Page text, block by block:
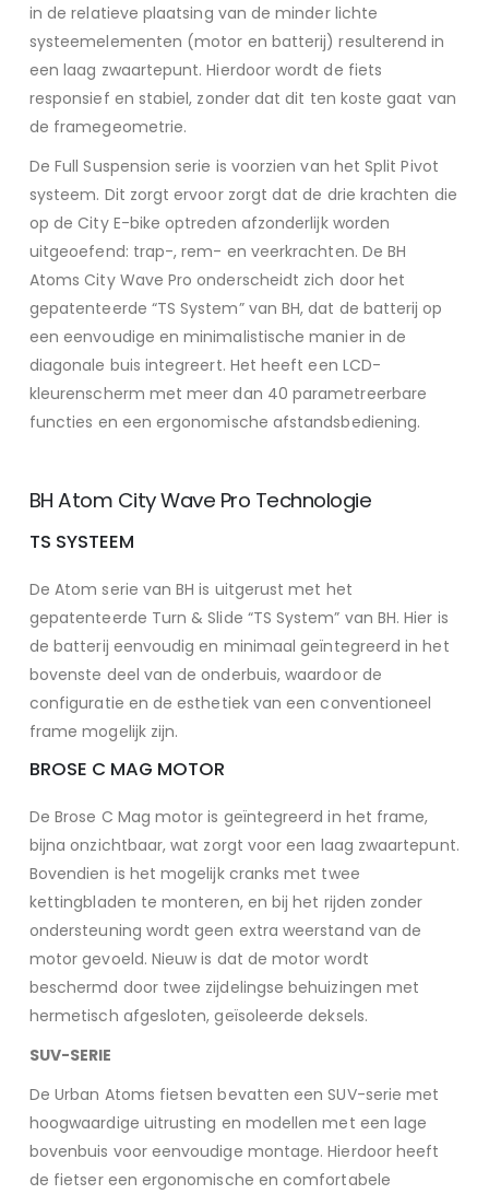
in de relatieve plaatsing van de minder lichte
systeemelementen (motor en batterij) resulterend in
een laag zwaartepunt. Hierdoor wordt de fiets
responsief en stabiel, zonder dat dit ten koste gaat van
de framegeometrie.
De Full Suspension serie is voorzien van het Split Pivot
systeem. Dit zorgt ervoor zorgt dat de drie krachten die
op de City E-bike optreden afzonderlijk worden
uitgeoefend: trap-, rem- en veerkrachten. De BH
Atoms City Wave Pro onderscheidt zich door het
gepatenteerde “TS System” van BH, dat de batterij op
een eenvoudige en minimalistische manier in de
diagonale buis integreert. Het heeft een LCD-
kleurenscherm met meer dan 40 parametreerbare
functies en een ergonomische afstandsbediening.
BH Atom City Wave Pro Technologie
TS SYSTEEM
De Atom serie van BH is uitgerust met het
gepatenteerde Turn & Slide “TS System” van BH. Hier is
de batterij eenvoudig en minimaal geïntegreerd in het
bovenste deel van de onderbuis, waardoor de
configuratie en de esthetiek van een conventioneel
frame mogelijk zijn.
BROSE C MAG MOTOR
De Brose C Mag motor is geïntegreerd in het frame,
bijna onzichtbaar, wat zorgt voor een laag zwaartepunt.
Bovendien is het mogelijk cranks met twee
kettingbladen te monteren, en bij het rijden zonder
ondersteuning wordt geen extra weerstand van de
motor gevoeld. Nieuw is dat de motor wordt
beschermd door twee zijdelingse behuizingen met
hermetisch afgesloten, geïsoleerde deksels.
SUV-SERIE
De Urban Atoms fietsen bevatten een SUV-serie met
hoogwaardige uitrusting en modellen met een lage
bovenbuis voor eenvoudige montage. Hierdoor heeft
de fietser een ergonomische en comfortabele